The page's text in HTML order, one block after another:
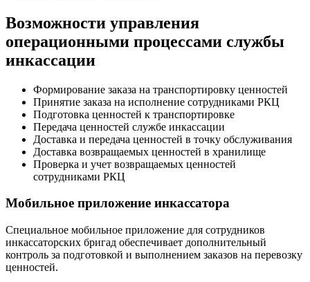
Возможности управления
операционными процессами службы
инкассации
Формирование заказа на транспортировку ценностей
Принятие заказа на исполнение сотрудниками РКЦ
Подготовка ценностей к транспортировке
Передача ценностей службе инкассации
Доставка и передача ценностей в точку обслуживания
Доставка возвращаемых ценностей в хранилище
Проверка и учет возвращаемых ценностей
сотрудниками РКЦ
Мобильное приложение инкассатора
Специальное мобильное приложение для сотрудников
инкассаторских бригад обеспечивает дополнительный
контроль за подготовкой и выполнением заказов на перевозку
ценностей.